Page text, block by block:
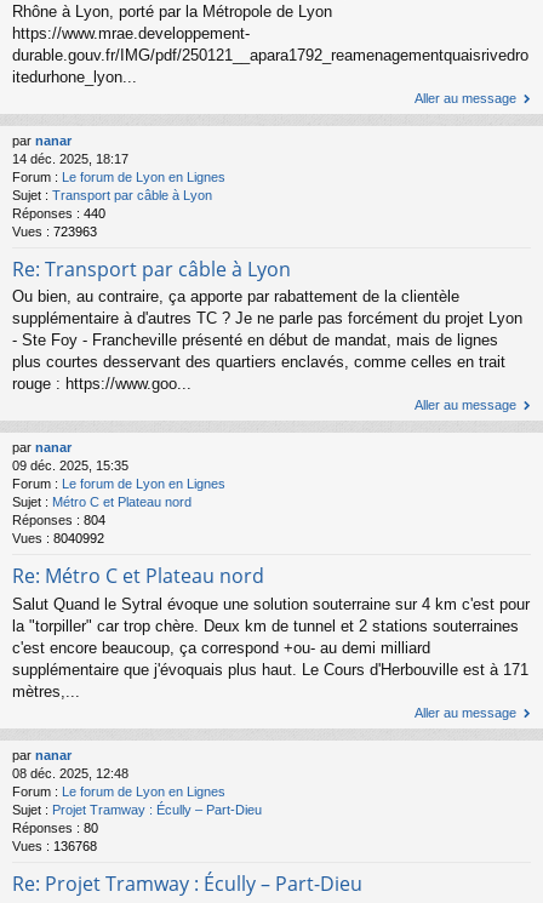
Rhône à Lyon, porté par la Métropole de Lyon
https://www.mrae.developpement-
durable.gouv.fr/IMG/pdf/250121__apara1792_reamenagementquaisrivedro
itedurhone_lyon...
Aller au message
par nanar
14 déc. 2025, 18:17
Forum : Le forum de Lyon en Lignes
Sujet : Transport par câble à Lyon
Réponses : 440
Vues : 723963
Re: Transport par câble à Lyon
Ou bien, au contraire, ça apporte par rabattement de la clientèle
supplémentaire à d'autres TC ? Je ne parle pas forcément du projet Lyon
- Ste Foy - Francheville présenté en début de mandat, mais de lignes
plus courtes desservant des quartiers enclavés, comme celles en trait
rouge : https://www.goo...
Aller au message
par nanar
09 déc. 2025, 15:35
Forum :
Le forum de Lyon en Lignes
Sujet : Métro C et Plateau nord
Réponses : 804
Vues : 8040992
Re: Métro C et Plateau nord
Salut Quand le Sytral évoque une solution souterraine sur 4 km c'est pour
la "torpiller" car trop chère. Deux km de tunnel et 2 stations souterraines
c'est encore beaucoup, ça correspond +ou- au demi milliard
supplémentaire que j'évoquais plus haut. Le Cours d'Herbouville est à 171
mètres,...
Aller au message
par nanar
08 déc. 2025, 12:48
Forum : Le forum de Lyon en Lignes
Sujet : Projet Tramway : Écully – Part-Dieu
Réponses : 80
Vues : 136768
Re: Projet Tramway : Écully – Part-Dieu